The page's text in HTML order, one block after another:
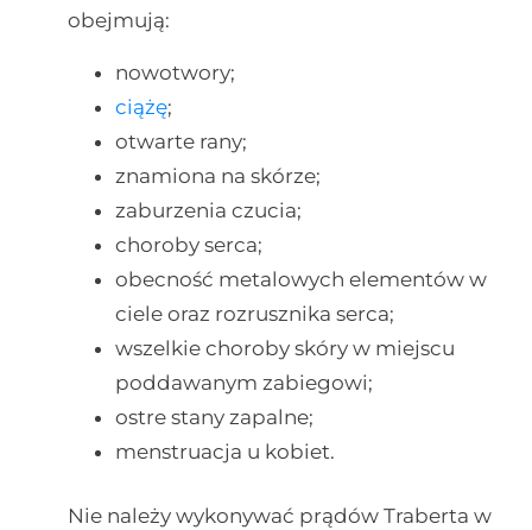
obejmują:
nowotwory;
ciążę;
otwarte rany;
znamiona na skórze;
zaburzenia czucia;
choroby serca;
obecność metalowych elementów w
ciele oraz rozrusznika serca;
wszelkie choroby skóry w miejscu
poddawanym zabiegowi;
ostre stany zapalne;
menstruacja u kobiet.
Nie należy wykonywać prądów Traberta w